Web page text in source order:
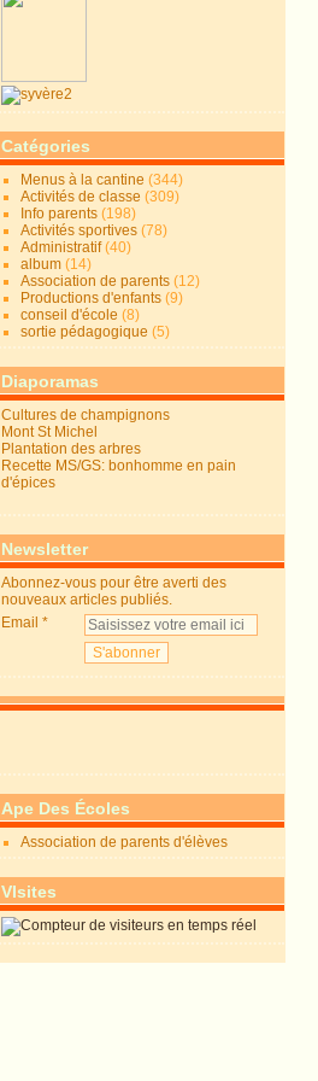
Catégories
Menus à la cantine (344)
Activités de classe (309)
Info parents (198)
Activités sportives (78)
Administratif(40)
album (14)
Association de parents (12)
Productions d'enfants (9)
conseil d'école (8)
sortie pédagogique (5)
Diaporamas
Cultures de champignons
Mont St Michel
Plantation des arbres
Recette MS/GS: bonhomme en pain
d'épices
Newsletter
Abonnez-vous pour être averti des
nouveaux articles publiés.
Email
Ape Des Écoles
Association de parents d'élèves
VIsites